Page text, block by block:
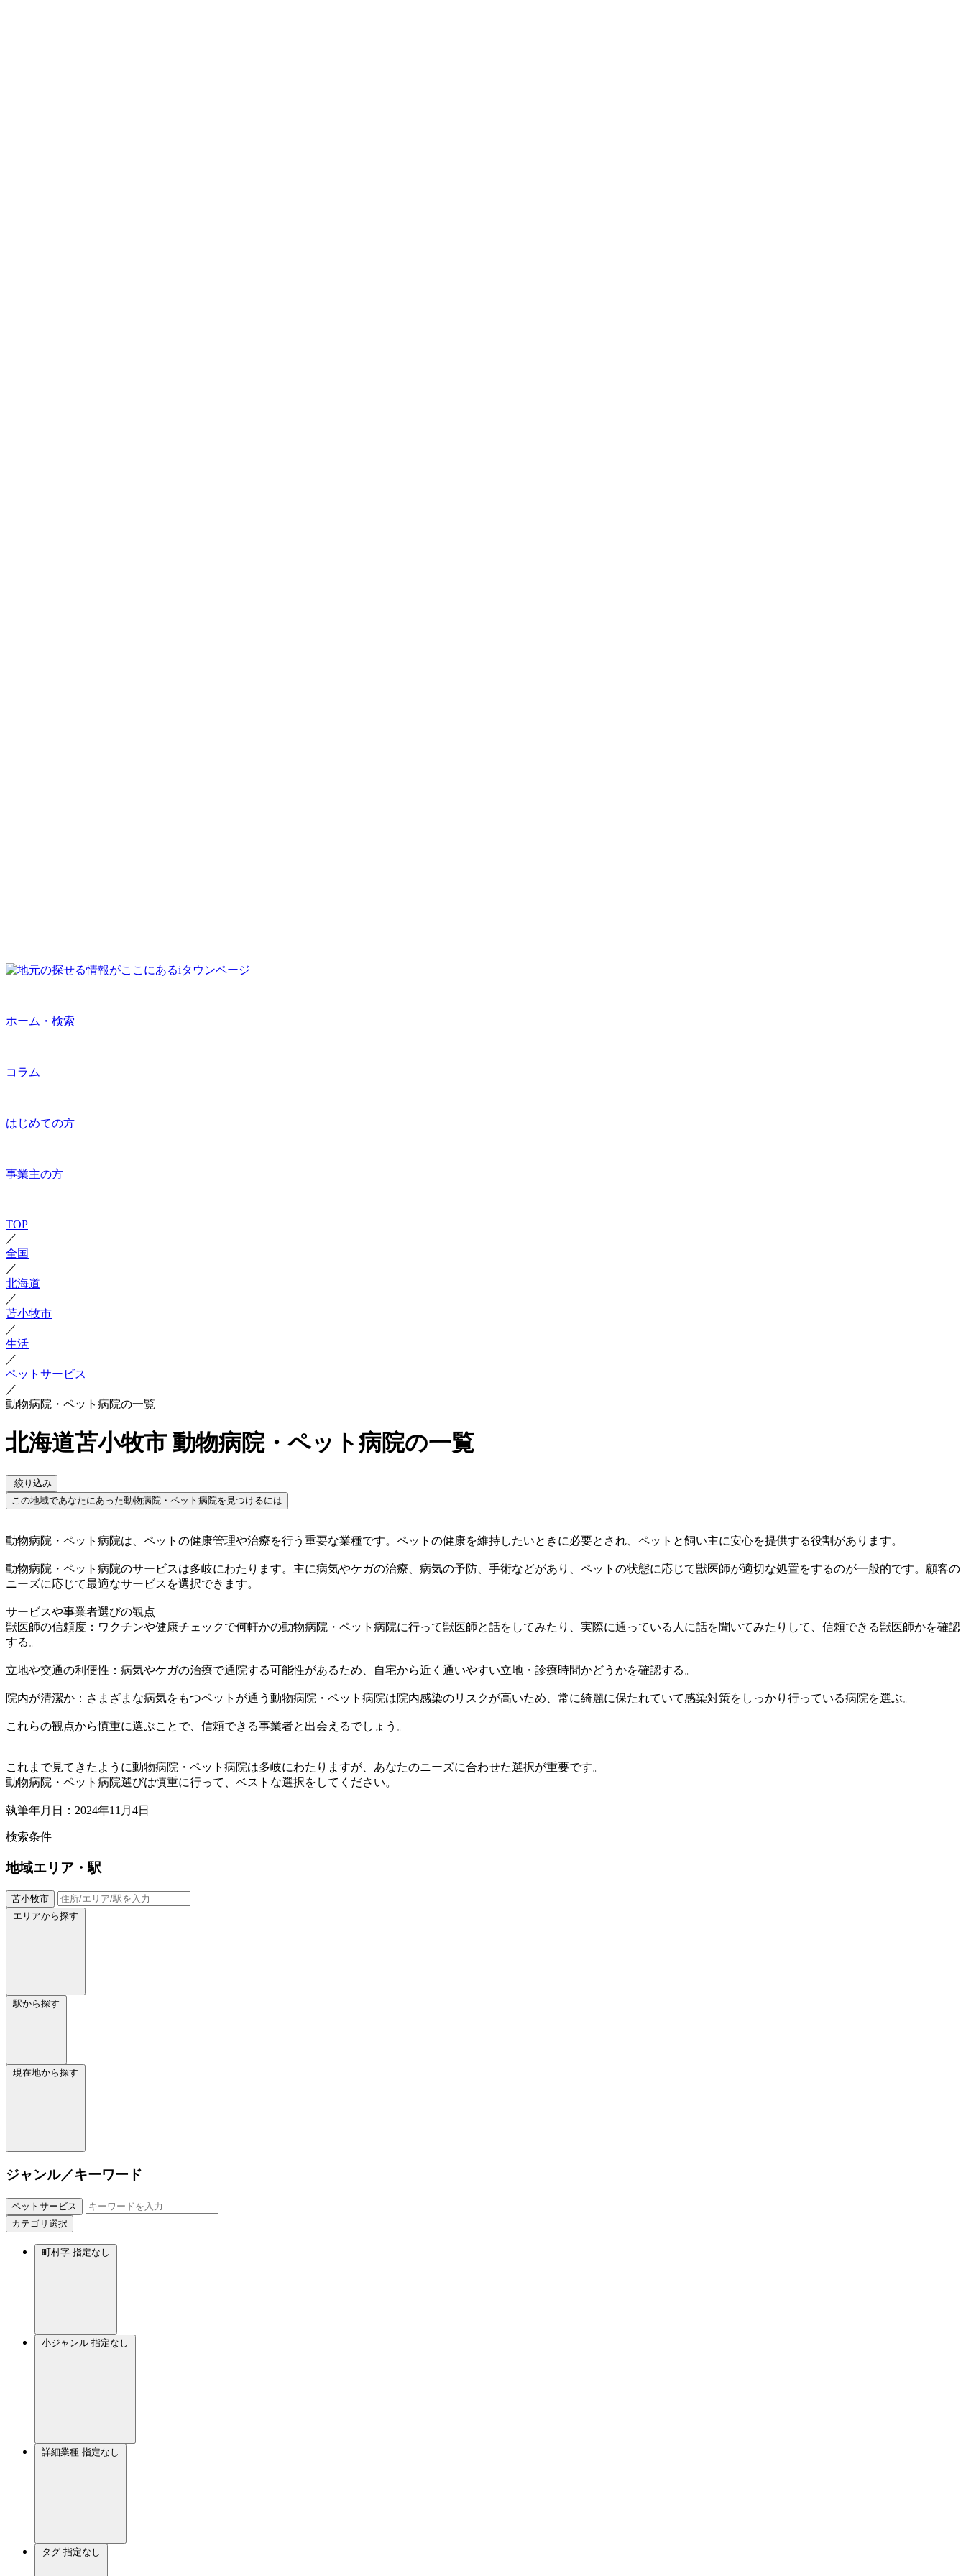
ホーム・検索
コラム
はじめての方
事業主の方
TOP
／
全国
／
北海道
／
苫小牧市
／
生活
／
ペットサービス
／
動物病院・ペット病院の一覧
北海道苫小牧市 動物病院・ペット病院の一覧
絞り込み
この地域であなたにあった動物病院・ペット病院を見つけるには
動物病院・ペット病院は、ペットの健康管理や治療を行う重要な業種です。ペットの健康を維持したいときに必要とされ、ペットと飼い主に安心を提供する役割があります。
動物病院・ペット病院のサービスは多岐にわたります。主に病気やケガの治療、病気の予防、手術などがあり、ペットの状態に応じて獣医師が適切な処置をするのが一般的です。顧客の
ニーズに応じて最適なサービスを選択できます。
サービスや事業者選びの観点
獣医師の信頼度：ワクチンや健康チェックで何軒かの動物病院・ペット病院に行って獣医師と話をしてみたり、実際に通っている人に話を聞いてみたりして、信頼できる獣医師かを確認
する。
立地や交通の利便性：病気やケガの治療で通院する可能性があるため、自宅から近く通いやすい立地・診療時間かどうかを確認する。
院内が清潔か：さまざまな病気をもつペットが通う動物病院・ペット病院は院内感染のリスクが高いため、常に綺麗に保たれていて感染対策をしっかり行っている病院を選ぶ。
これらの観点から慎重に選ぶことで、信頼できる事業者と出会えるでしょう。
これまで見てきたように動物病院・ペット病院は多岐にわたりますが、あなたのニーズに合わせた選択が重要です。
動物病院・ペット病院選びは慎重に行って、ベストな選択をしてください。
執筆年月日：2024年11月4日
検索条件
地域エリア・駅
苫小牧市
エリアから探す
駅から探す
現在地から探す
ジャンル／キーワード
ペットサービス
カテゴリ選択
町村字 指定なし
小ジャンル 指定なし
詳細業種 指定なし
タグ 指定なし